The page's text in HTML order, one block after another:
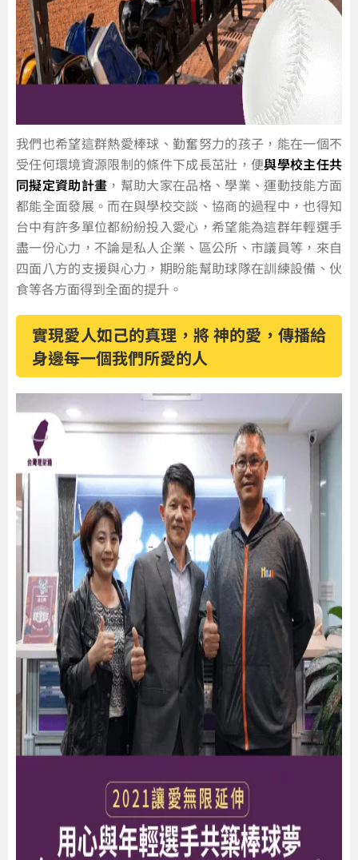
我們也希望這群熱愛棒球、勤奮努力的孩子，能在一個不
受任何環境資源限制的條件下成長茁壯，便與學校主任共
同擬定資助計畫 ，幫助大家在品格、學業、運動技能方面
都能全面發展。而在與學校交談、協商的過程中，也得知
台中有許多單位都紛紛投入愛心，希望能為這群年輕選手
盡一份心力，不論是私人企業、區公所、市議員等，來自
四面八方的支援與心力，期盼能幫助球隊在訓練設備、伙
食等各方面得到全面的提升。
實現愛人如己的真理，將 神的愛，傳播給
身邊每一個我們所愛的人